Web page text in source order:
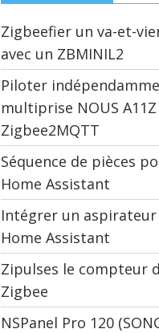
Zigbeefier un va-et-
avec un ZBMINIL2
Piloter
multiprise NOUS A11Z
Zigbee2MQTT
Séquence de pièces
Home Assistant
Intégrer un aspirateur
Home Assistant
Zipulses le compteur
Zigbee
NSPanel Pro 120